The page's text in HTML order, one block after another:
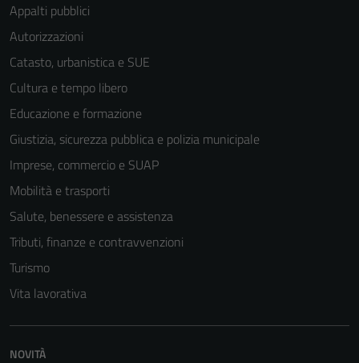
Appalti pubblici
Autorizzazioni
Catasto, urbanistica e SUE
Cultura e tempo libero
Educazione e formazione
Giustizia, sicurezza pubblica e polizia municipale
Imprese, commercio e SUAP
Mobilità e trasporti
Salute, benessere e assistenza
Tributi, finanze e contravvenzioni
Turismo
Vita lavorativa
NOVITÀ